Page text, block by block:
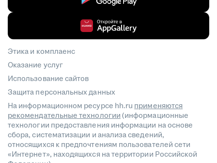
Этика и комплаенс
Оказание услуг
Использование сайтов
Защита персональных данных
На информационном ресурсе hh.ru применяются
рекомендательные технологии(информационные
технологии предоставления информации на основе
сбора, систематизации и анализа сведений,
относящихся к предпочтениям пользователей сети
«Интернет», находящихся на территории Российской